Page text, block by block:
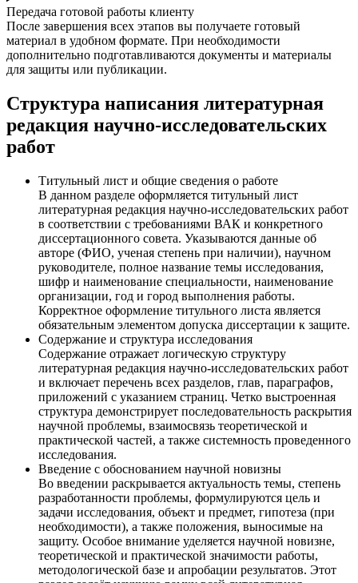
Передача готовой работы клиенту
После завершения всех этапов вы получаете готовый
материал в удобном формате. При необходимости
дополнительно подготавливаются документы и материалы
для защиты или публикации.
Структура написания литературная
редакция научно-исследовательских
работ
Титульный лист и общие сведения о работе
В данном разделе оформляется титульный лист
литературная редакция научно-исследовательских работ
в соответствии с требованиями ВАК и конкретного
диссертационного совета. Указываются данные об
авторе (ФИО, ученая степень при наличии), научном
руководителе, полное название темы исследования,
шифр и наименование специальности, наименование
организации, год и город выполнения работы.
Корректное оформление титульного листа является
обязательным элементом допуска диссертации к защите.
Содержание и структура исследования
Содержание отражает логическую структуру
литературная редакция научно-исследовательских работ
и включает перечень всех разделов, глав, параграфов,
приложений с указанием страниц. Четко выстроенная
структура демонстрирует последовательность раскрытия
научной проблемы, взаимосвязь теоретической и
практической частей, а также системность проведенного
исследования.
Введение с обоснованием научной новизны
Во введении раскрывается актуальность темы, степень
разработанности проблемы, формулируются цель и
задачи исследования, объект и предмет, гипотеза (при
необходимости), а также положения, выносимые на
защиту. Особое внимание уделяется научной новизне,
теоретической и практической значимости работы,
методологической базе и апробации результатов. Этот